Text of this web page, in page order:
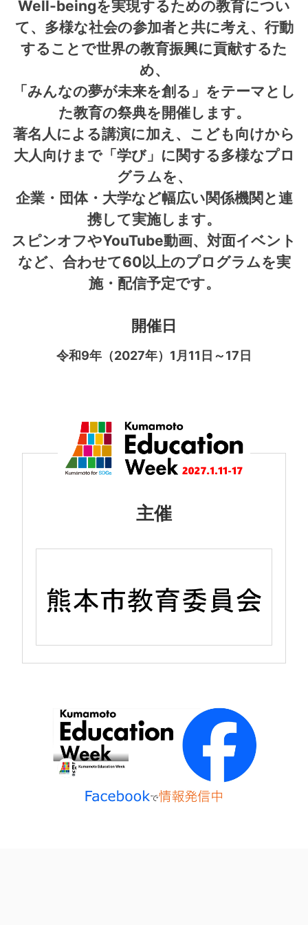
Well-beingを実現するための教育につい
て、多様な社会の参加者と共に考え、行動
することで世界の教育振興に貢献するた
め、
「みんなの夢が未来を創る」をテーマとし
た教育の祭典を開催します。
著名人による講演に加え、こども向けから
大人向けまで「学び」に関する多様なプロ
グラムを、
企業・団体・大学など幅広い関係機関と連
携して実施します。
スピンオフやYouTube動画、対面イベント
など、合わせて60以上のプログラムを実
施・配信予定です。
開催日
令和9年（2027年）1月11日～17日
主催